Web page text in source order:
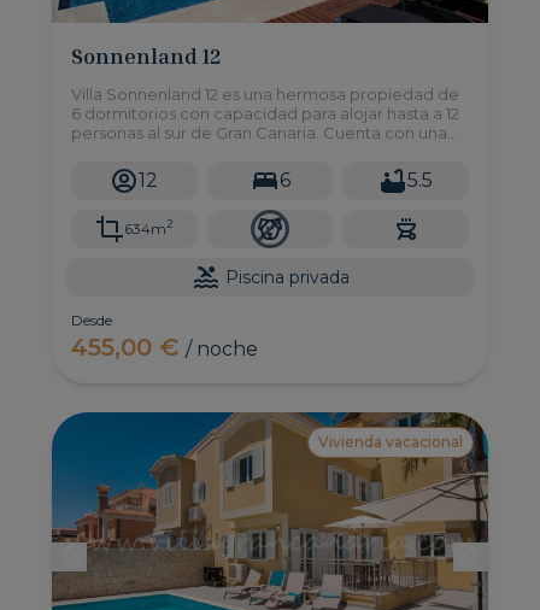
Sonnenland 12
Villa Sonnenland 12 es una hermosa propiedad de
6 dormitorios con capacidad para alojar hasta a 12
personas al sur de Gran Canaria. Cuenta con una
dimensiones.
12 6 5.5
634m2
Piscina privada
Desde
455,00 €/ noche
Vivienda vacacional